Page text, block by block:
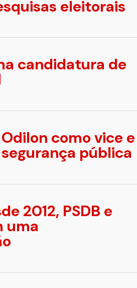
eleitorais
candidatura de
como vice e
pública
2012, PSDB e
uma